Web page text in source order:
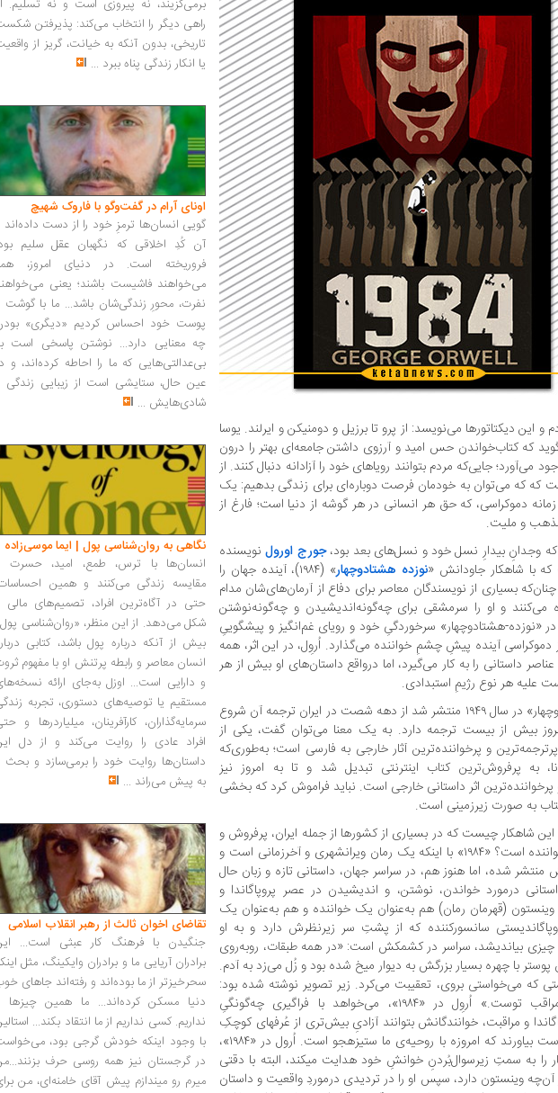
و این دیکتاتورها می‌نویسد: از پرو تا برزیل و دومنیکن و ایرلند. یوسا
که کتاب‌خواندن حس امید و آرزوی داشتن جامعه‌ای بهتر را درون
می‌آورد؛ جایی‌که مردم بتوانند رویاهای خود را آزادانه دنبال کنند. از
که که می‌توان به خودمان فرصت دوباره‌ای برای زندگی بدهیم: یک
دموکراسی، که حق هر انسانی در هر گوشه از دنیا است؛ فارغ از
و ملیت‌.
وجدانِ بیدارِ نسل خود و نسل‌های بعد بود،جورج اورولنویسنده
با شاهکار جاودانش «نوزده هشتادوچهار
» (۱۹۸۴)، آینده جهان را
بسیاری از نویسندگان معاصر برای دفاع از آرمان‌های‌شان مدام
می‌کنند و او را سرمشقی برای چه‌گونه‌اندیشیدن و چه‌گونه‌نوشتن
در «نوزده-هشتادوچهار» سرخوردگیِ خود و رویای غم‌انگیز و پیشگوییِ
دموکراسی آینده پیشِ چشمِ خواننده می‌گذارد. اُروِل، در این اثر، همه‌
عناصر داستانی را به کار می‌گیرد، اما درواقع داستان‌های او بیش از هر
علیه هر نوع رژیمِ استبدادی.
«نوزده-هشتادوچهار» در سال ۱۹۴۹ منتشر شد از دهه شصت در ایران ترجمه آن شروع
بیش از بیست ترجمه دارد. به یک معنا می‌توان گفت، یکی از
و پرخواننده‌ترین آثار خارجی به فارسی است؛ به‌طوری‌که
به پرفروش‌ترین کتاب اینترنتی تبدیل شد و تا به امروز نیز
اثر داستانی خارجی است. نباید فراموش کرد که بخشی
به صورت زیرزمینی است.
این شاهکار چیست که در بسیاری از کشورها از جمله ایران، پرفروش و
پرترجمه و پرخواننده است؟ «۱۹۸۴» با اینکه یک رمان ویرانشهری و آخرزمانی است و
شده، اما هنوز هم، در سراسر جهان، داستانی تازه و زبان حال
درمورد خواندن، نوشتن، و اندیشیدن در عصر پروپاگاندا و
وینستون (قهرمان رمان) هم به‌‌عنوان یک خواننده و هم به‌‌عنوان یک
سانسورکننده که از پشتِ سر زیرنظرش دارد و به او
بیاندیشد، سراسر در کشمکش است: «در همه‌ طبقات، روبه‌روی
پوستر با چهره‌ بسیار بزرگش به دیوار میخ شده بود و زُل می‌زد به آدم.
که می‌خواستی بروی، تعقیبت می‌کرد. زیر تصویر نوشته شده بود:
«برادرِ بزرگ مراقب توست.» اُروِل در «۱۹۸۴»، می‌خواهد با فراگیری چه‌گونگیِ
و مراقبت، خوانندگانش بتوانند آزادیِ بیش‌تری از عُرف­های کوچکِ
بوگندویی به ‌دست بیاورند که امروزه با روحیه‌ی ما ستیزه­جو است. اُرول در «۱۹۸۴»،
را به سمتِ زیرسوال‌بُردنِ خوانشِ خود هدایت می­کند، البته با دقتی
وینستون دارد، سپس او را در تردیدی درموردِ واقعیت و داستان
برمی‌گزیند، نه پیروزی است و نه تسلیم.
راهی دیگر را انتخاب می‌کند: پذیرفتن
تاریخی، بدون آنکه به خیانت، گریز از
یا انکار زندگی پناه ببرد ...
اونای آرام در گفت‌وگو با فاروک شهیچ‭
گویی انسان‌ها ترمزِ خود را از دست داده‌اند
آن کُدِ اخلاقی که نگهبان عقل سلیم
فروریخته است. در دنیای امروز،
می‌خواهند فاشیست باشند؛ یعنی
نفرت، محورِ زندگی‌شان باشد... ما با گوشت
پوست خود احساس کردیم «دیگری»
چه معنایی دارد... نوشتن پاسخی است
بی‌عدالتی‌هایی که ما را احاطه کرده‌اند، و
عین حال، ستایشی است از زیبایی زندگی
شادی‌هایش ...
نگاهی به روان‌شناسی پول | ایما موسی‌زاده
انسان‌ها با ترس، طمع، امید، حسرت
مقایسه زندگی می‌کنند و همین
حتی در آگاه‌ترین افراد، تصمیم‌های مالی
شکل می‌دهد. از این منظر، «روان‌شناسی
بیش از آنکه درباره پول باشد، کتابی
انسان معاصر و رابطه پرتنش او با مفهوم
و دارایی است... اوزل به‌جای ارائه
مستقیم یا توصیه‌های دستوری، تجربه
سرمایه‌گذاران، کارآفرینان، میلیاردرها و
افراد عادی را روایت می‌کند و از دل
داستان‌ها روایت خود را برمی‌سازد و بحث
به پیش می‌راند ...
تقاضای اخوان ثالث از رهبر انقلاب اسلامی
جنگیدن با فرهنگ کار عبثی است...
برادران آریایی ما و برادران وایکینگ، مثل
سحرخیزتر از ما بوده‌اند و رفته‌اند جاهای
دنیا مسکن کرده‌اند... ما همین چیزها
نداریم. کسی نداریم از ما انتقاد بکند...
با وجود اینکه خودش گرجی بود،
در گرجستان نیز همه روسی حرف
میرم رو میندازم پیش آقای خامنه‌ای، من